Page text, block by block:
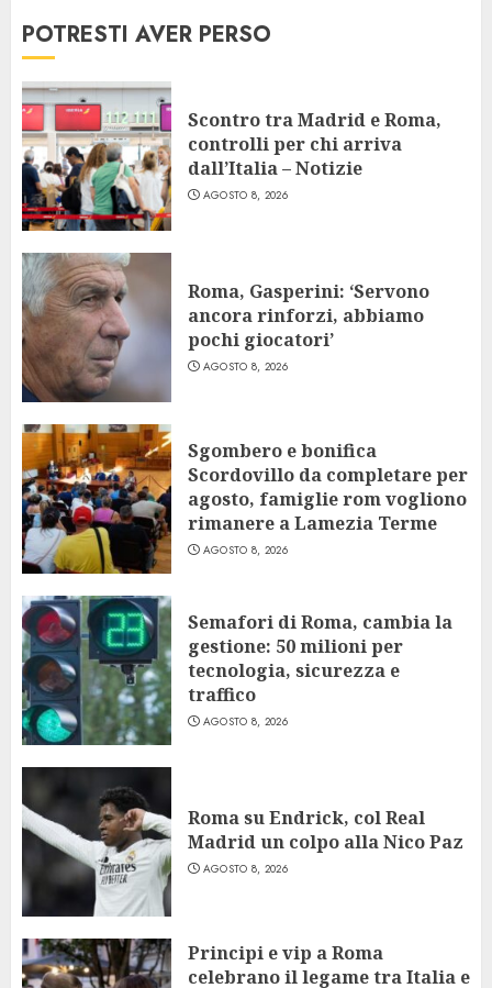
POTRESTI AVER PERSO
Scontro tra Madrid e Roma,
controlli per chi arriva
dall’Italia – Notizie
AGOSTO 8, 2026
Roma, Gasperini: ‘Servono
ancora rinforzi, abbiamo
pochi giocatori’
AGOSTO 8, 2026
Sgombero e bonifica
Scordovillo da completare per
agosto, famiglie rom vogliono
rimanere a Lamezia Terme
AGOSTO 8, 2026
Semafori di Roma, cambia la
gestione: 50 milioni per
tecnologia, sicurezza e
traffico
AGOSTO 8, 2026
Roma su Endrick, col Real
Madrid un colpo alla Nico Paz
AGOSTO 8, 2026
Principi e vip a Roma
celebrano il legame tra Italia e